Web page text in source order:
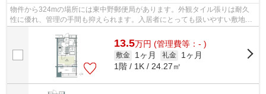
物件から324mの場所には東中野郵便局があります。外観タイル張りは耐久
性に優れ、管理の手間も抑えられます。入居者にとっても扱いやすい敷地内
ごみ置き場がついています。駅から徒歩8...
13.5万円 (管理費等：- )
敷金 1ヶ月 礼金
1ヶ月
1階 / 1K / 24.27㎡